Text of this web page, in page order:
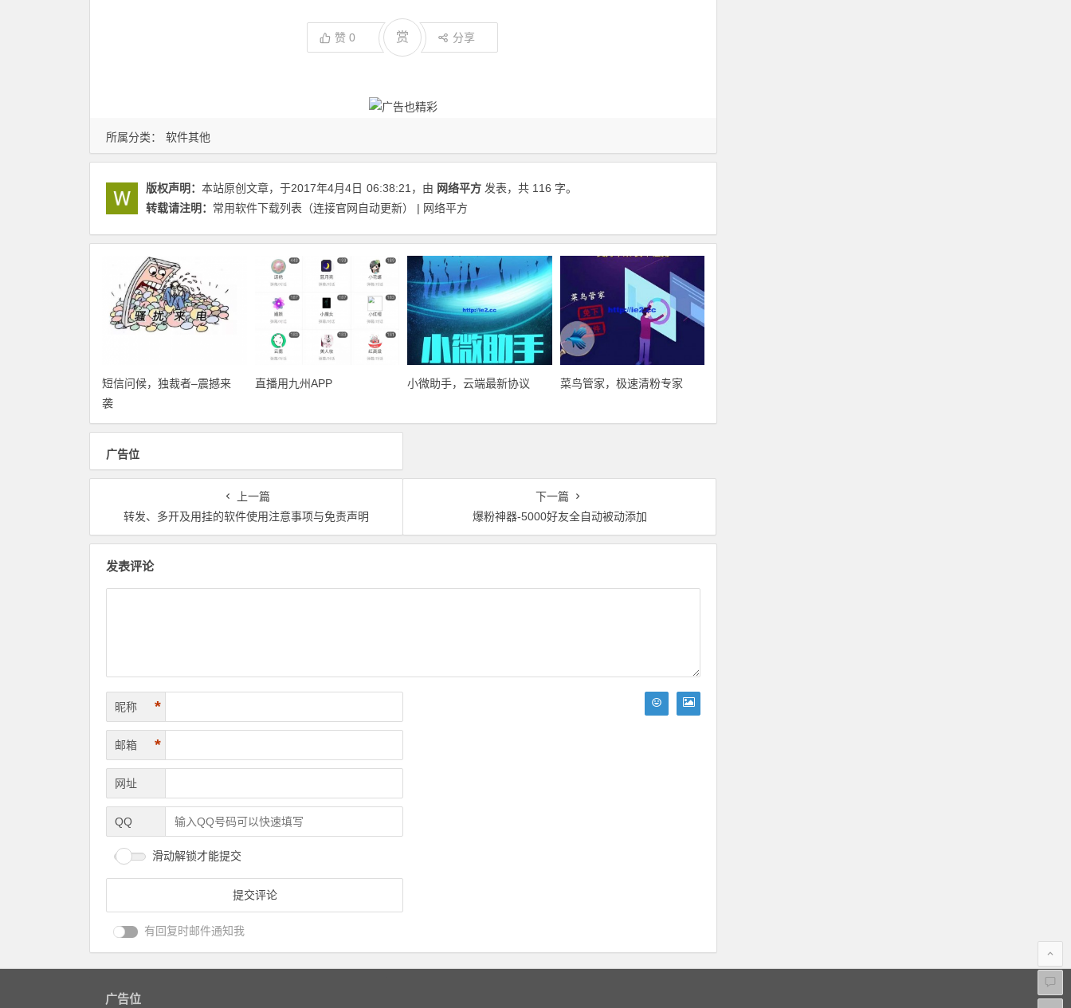
所属分类： 软件其他
赞 0 赏 分享
版权声明： 本站原创文章，于2017年4月4日 06:38:21，由 网络平方 发表，共 116 字。
转载请注明： 常用软件下载列表（连接官网自动更新） | 网络平方
短信问候，独裁者–震撼来
袭
直播用九州APP 小微助手，云端最新协议 菜鸟管家，极速清粉专家
广告位
上一篇
转发、多开及用挂的软件使用注意事项与免责声明
下一篇
爆粉神器-5000好友全自动被动添加
发表评论
昵称 *
邮箱 *
网址
QQ
滑动解锁才能提交
有回复时邮件通知我
广告位